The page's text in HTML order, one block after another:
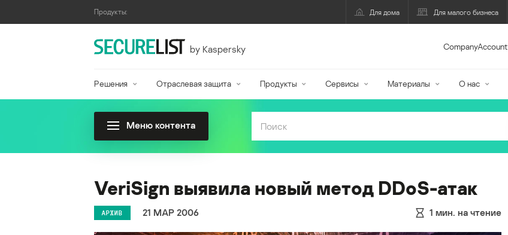
Продукты: Для дома Для малого бизнеса
by Kaspersky CompanyAccount
Решения Отраслевая защита Продукты Сервисы Материалы О нас
Меню контента
VeriSign выявила новый метод DDoS-атак
АРХИВ 21 МАР 2006 1 мин. на чтение